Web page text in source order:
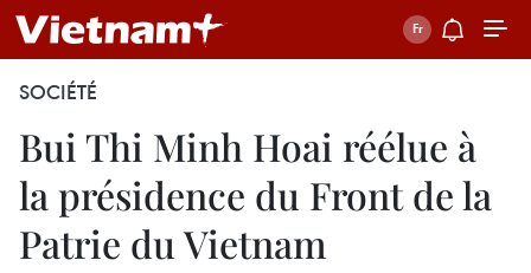
SOCIÉTÉ
Bui Thi Minh Hoai réélue à
la présidence du Front de la
Patrie du Vietnam